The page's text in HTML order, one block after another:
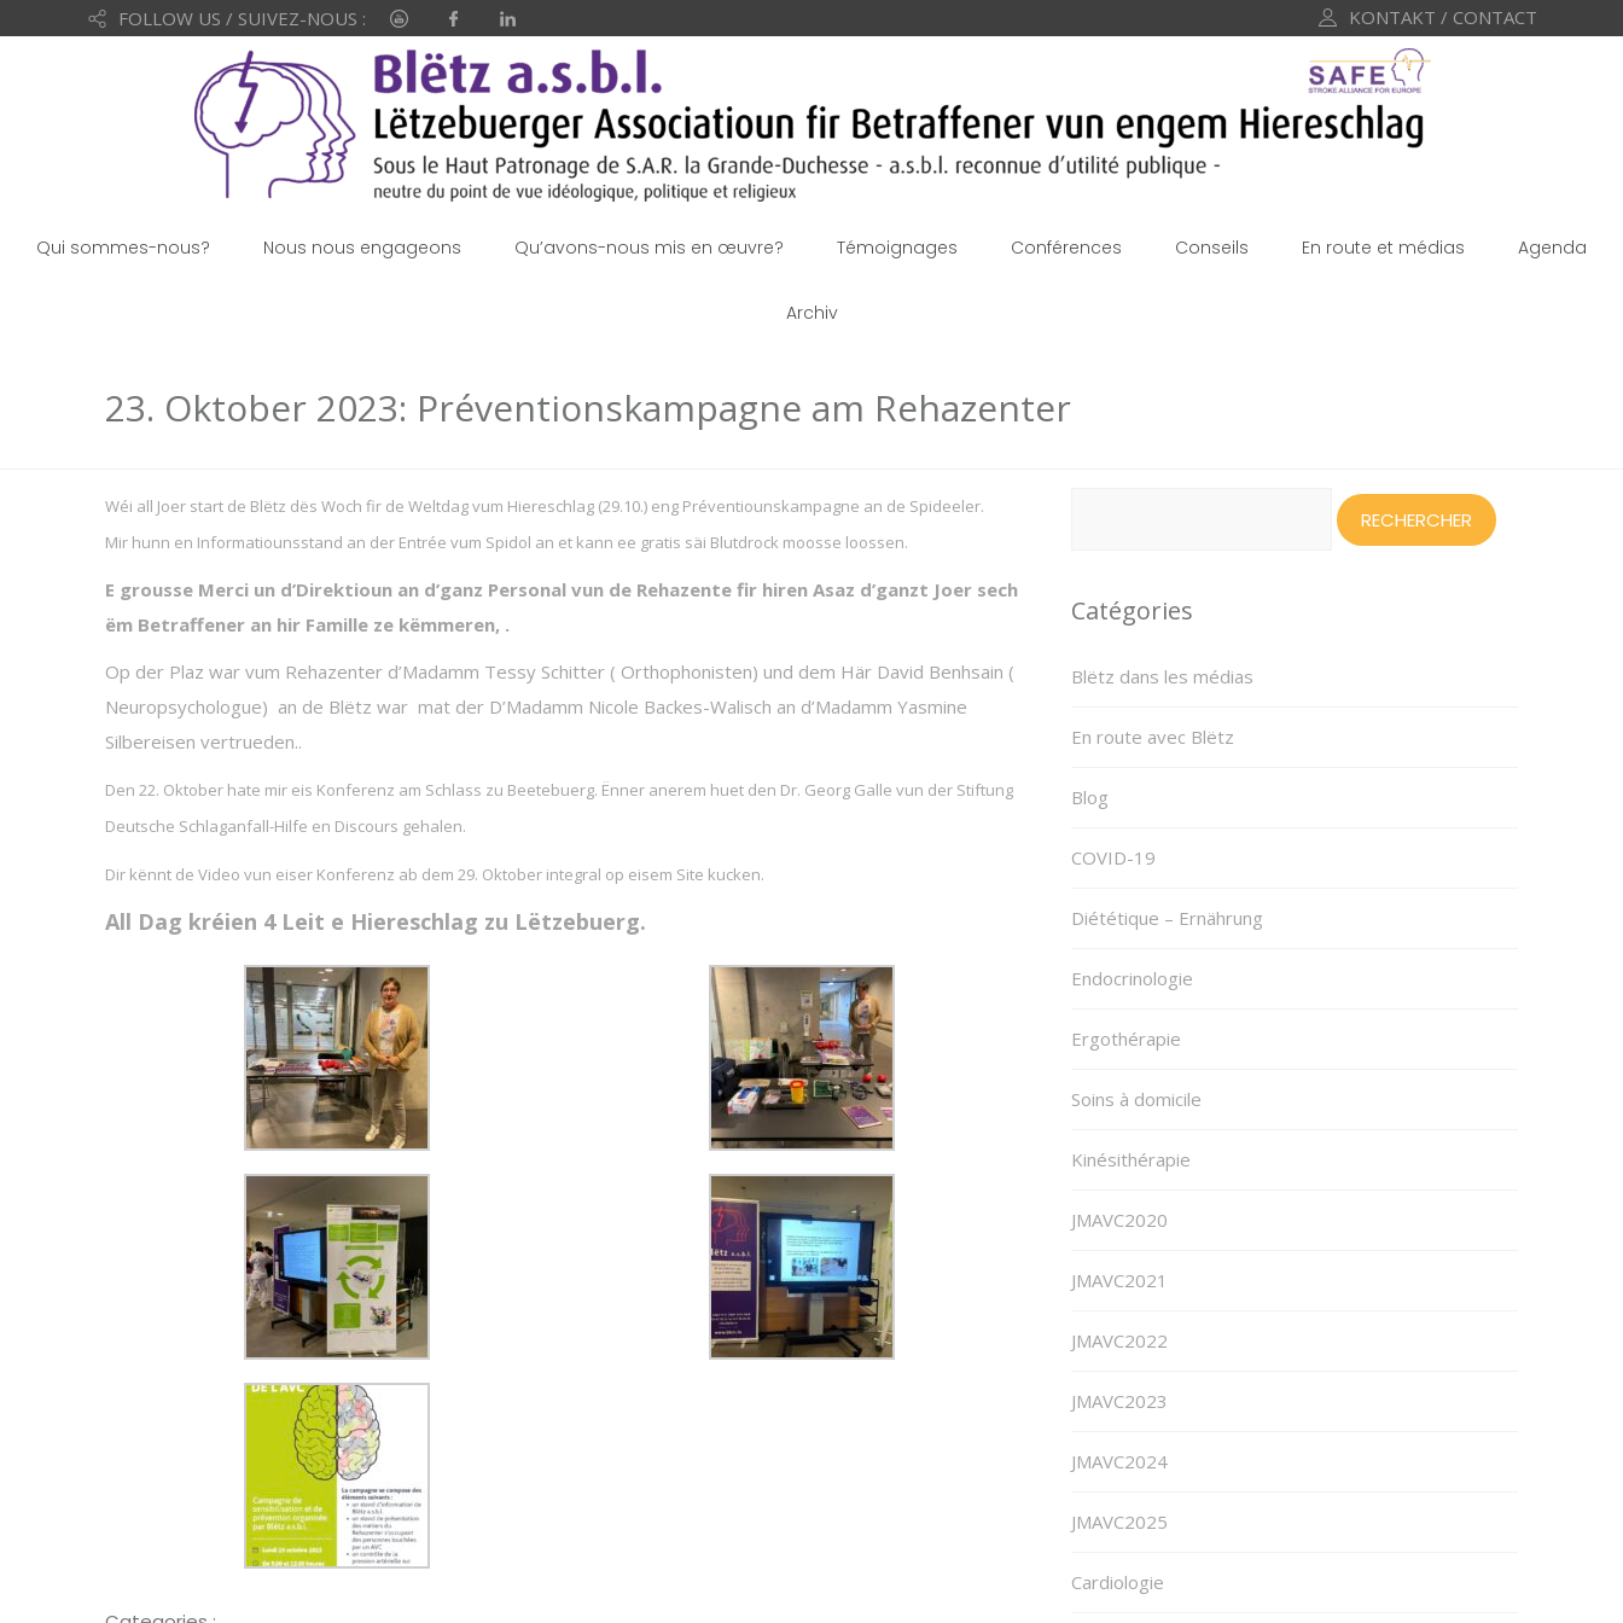
FOLLOW US / SUIVEZ-NOUS : KONTAKT / CONTACT
Qui sommes-nous? Nous nous engageons Qu’avons-nous mis en œuvre? Témoignages Conférences Conseils En route et médias Agenda
Archiv
23. Oktober 2023: Préventionskampagne am Rehazenter
Wéi all Joer start de Blëtz dës Woch fir de Weltdag vum Hiereschlag (29.10.) eng Préventiounskampagne an de Spideeler.
Mir hunn en Informatiounsstand an der Entrée vum Spidol an et kann ee gratis säi Blutdrock moosse loossen.
E grousse Merci un d’Direktioun an d’ganz Personal vun de Rehazente fir hiren Asaz d’ganzt Joer sech
ëm Betraffener an hir Famille ze këmmeren, .
Op der Plaz war vum Rehazenter d’Madamm Tessy Schitter ( Orthophonisten) und dem Här David Benhsain (
Neuropsychologue) an de Blëtz war mat der D’Madamm Nicole Backes-Walisch an d’Madamm Yasmine
Silbereisen vertrueden..
Den 22. Oktober hate mir eis Konferenz am Schlass zu Beetebuerg. Ënner anerem huet den Dr. Georg Galle vun der Stiftung
Deutsche Schlaganfall-Hilfe en Discours gehalen.
Dir kënnt de Video vun eiser Konferenz ab dem 29. Oktober integral op eisem Site kucken.
All Dag kréien 4 Leit e Hiereschlag zu Lëtzebuerg.
Catégories
Blëtz dans les médias
En route avec Blëtz
Blog
COVID-19
Diététique – Ernährung
Endocrinologie
Ergothérapie
Soins à domicile
Kinésithérapie
JMAVC2020
JMAVC2021
JMAVC2022
JMAVC2023
JMAVC2024
JMAVC2025
Cardiologie